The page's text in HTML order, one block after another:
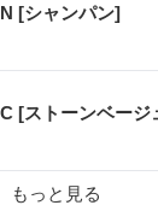
[シャンパン]
[ストーンベージ
もっと見る